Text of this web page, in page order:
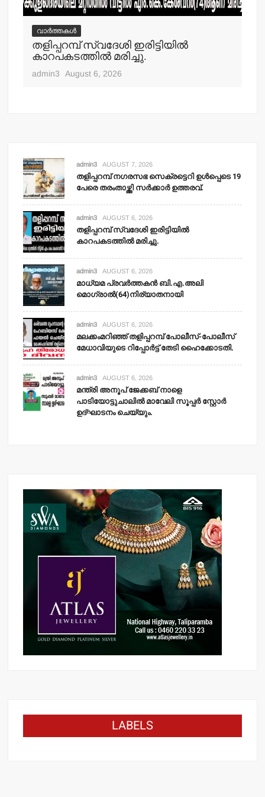
വാർത്തകൾ
തളിപ്പറമ്പ് സ്വദേശി ഇരിട്ടിയില്‍
കാറപകടത്തില്‍ മരിച്ചു.
admin3 August 6, 2026
admin3 AUGUST 7, 2026
തളിപ്പറമ്പ് നഗരസഭ സെക്രട്ടെറി ഉള്‍പ്പെടെ 19
പേരെ തരംതാഴ്ത്തി സര്‍ക്കാര്‍ ഉത്തരവ്.
admin3 AUGUST 6, 2026
തളിപ്പറമ്പ് സ്വദേശി ഇരിട്ടിയില്‍
കാറപകടത്തില്‍ മരിച്ചു.
admin3 AUGUST 6, 2026
മാധ്യമ പ്രവര്‍ത്തകന്‍ ബി.എ.അലി
മൊഗ്രാല്‍(64)നിര്യാതനായി
admin3 AUGUST 6, 2026
മലക്കംമറിഞ്ഞ് തളിപ്പറമ്പ് പോലീസ്-പോലീസ്
മേധാവിയുടെ റിപ്പോര്‍ട്ട് തേടി ഹൈക്കോടതി.
admin3 AUGUST 6, 2026
മന്ത്രി അനൂപ് ജേക്കബ് നാളെ
പാടിയോട്ടുചാലില്‍ മാവേലി സൂപ്പര്‍ സ്റ്റോര്‍
ഉദ്ഘാടനം ചെയ്യും.
LABELS